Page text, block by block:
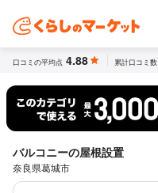
口コミの平均点 4.88 累計口コミ数
バルコニーの屋根設置
奈良県葛城市